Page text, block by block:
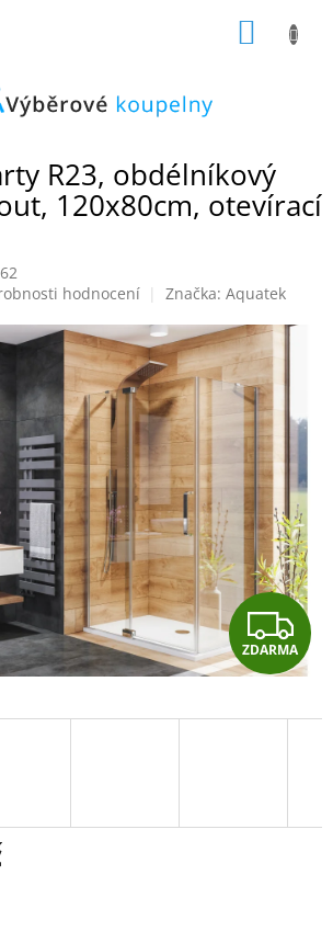
R23, obdélníkový
120x80cm, otevírací
hodnocení Značka: Aquatek
Z
D
A
ZDARMA